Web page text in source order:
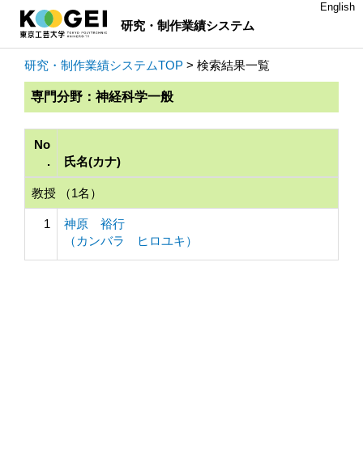
研究・制作業績システム
English
研究・制作業績システムTOP > 検索結果一覧
専門分野：神経科学一般
No
.
氏名(カナ)
教授 （1名）
1
神原 裕行
（カンバラ ヒロユキ）